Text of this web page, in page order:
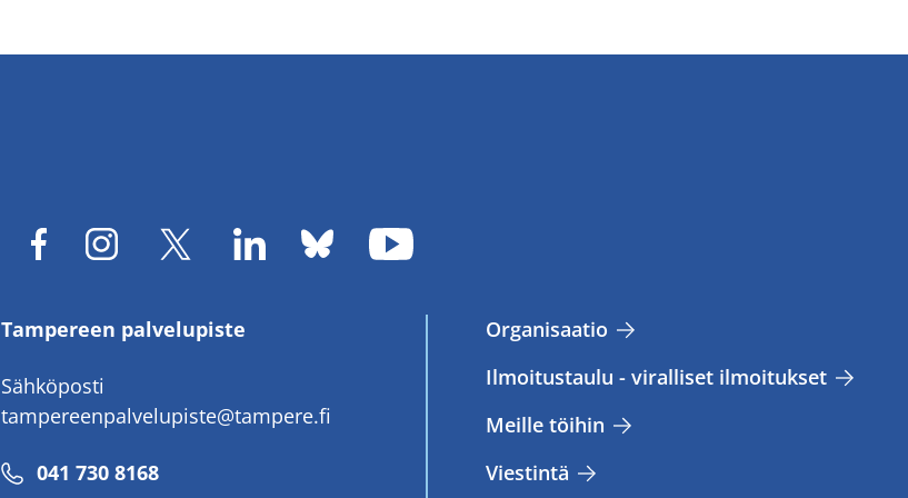
Tampereen palvelupiste
Sähköposti
tampereenpalvelupiste@tampere.fi
Puhelinnumero
041 730 8168
Or­ga­ni­saa­tio
Il­moi­tus­tau­lu - vi­ral­li­set il­moi­tuk­set
Meil­le töi­hin
Vies­tin­tä